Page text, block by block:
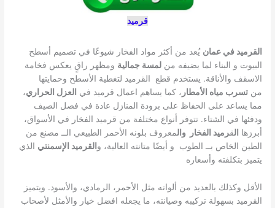
قرميد
القرميد في عمان يُعد من أكثر مواد الفخار شيوعًا في تصميم أسطح
البيوت و البناء لما يضيفه منلمسة جمالية ومظهر راقٍ يعكس فخامة
الاسقف والأناقة. يستخدم قطع القرميد لتغطية الأسطح وحمايتها
منتسرب مياه الأمطار ، كما يساهم اعمال قرميد في العزل الحراري،
مما يساعد على الحفاظ على برودة المنازل عادة في فصل الصيف
ودفئها في الشتاء. تتوفر أنواع مختلفة من قرميد الفخار في الأسواق،
أبرزها القرميد الفخار والمعروف بلونه الأحمر الطبيعي الــ مصنع من
الطين الخاص بــ الطوب و أيضًا متانته العالية، والقرميد الإسمنتي الذي
يتميز بتكلفته وأسعاره
الأقل وكذلك بالعديد من ألوانه مثل الأحمر، الرمادي، والأسود. ويتميز
القرميد بسهولة تركيبه وصيانته، ما يجعله افضل خيار والأمثل لأصحاب